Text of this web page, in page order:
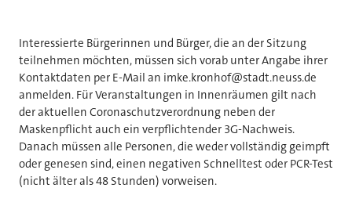
Interessierte Bürgerinnen und Bürger, die an der Sitzung
teilnehmen möchten, müssen sich vorab unter Angabe ihrer
Kontaktdaten per E-Mail an imke.kronhof@stadt.neuss.de
anmelden. Für Veranstaltungen in Innenräumen gilt nach
der aktuellen Coronaschutzverordnung neben der
Maskenpflicht auch ein verpflichtender 3G-Nachweis.
Danach müssen alle Personen, die weder vollständig geimpft
oder genesen sind, einen negativen Schnelltest oder PCR-Test
(nicht älter als 48 Stunden) vorweisen.